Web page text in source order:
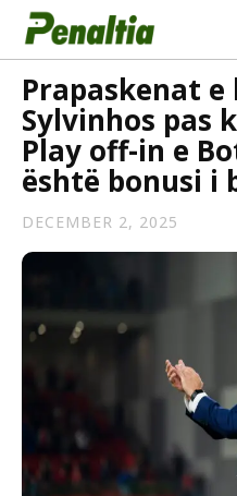
Prapaskenat
Sylvinhos pas
Play off-in e
është bonusi i
DECEMBER 2, 2025